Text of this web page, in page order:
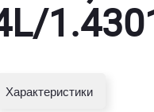
Характеристики